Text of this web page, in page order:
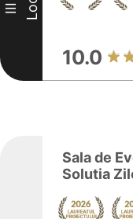
III Loc
10.0
Sala de
Solutia